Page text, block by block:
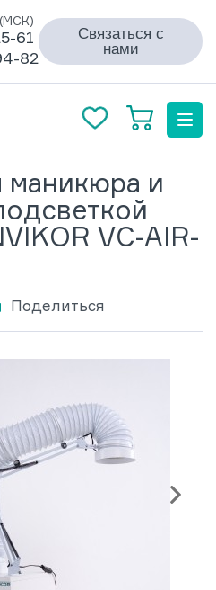
61
82
Связаться с
нами
и
VC-AIR-
Поделиться